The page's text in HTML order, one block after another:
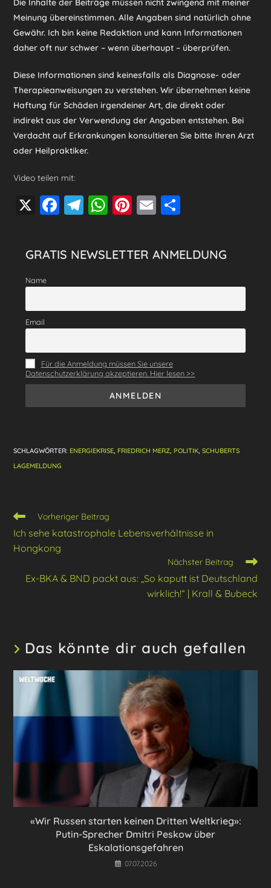
Die Inhalte der Beiträge müssen nicht zwingend mit meiner
Meinung übereinstimmen. Alle Angaben sind natürlich ohne
Gewähr. Ich bin keine Redaktion und kann Informationen
daher oft nur schwer – wenn überhaupt – überprüfen.
Diese Informationen sind keinesfalls als Diagnose- oder
Therapieanweisungen zu verstehen. Wir übernehmen keine
Haftung für Schäden irgendeiner Art, die direkt oder
indirekt aus der Verwendung der Angaben entstehen. Bei
Verdacht auf Erkrankungen konsultieren Sie bitte Ihren Arzt
oder Heilpraktiker.
Video teilen mit:
X
F
c
e
b
T
e
gr
a
W
at
s
A
Pi
er
e
st
E
ai
l
e
n
GRATIS NEWSLETTER ANMELDUNG
Name
Email
Für die Anmeldung müssen Sie unsere
Datenschutzerklärung akzeptieren. Hier lesen >>
SCHLAGWÖRTER: ENERGIEKRISE FRIEDRICH MERZ POLITIK SCHUBERTS
LAGEMELDUNG
Weitere
Artikel
ansehen
Vorheriger Beitrag
Ich sehe katastrophale Lebensverhältnisse in
Hongkong
Nächster Beitrag
Ex-BKA & BND packt aus: „So kaputt ist Deutschland
wirklich!“ | Krall & Bubeck
Das könnte dir auch gefallen
«Wir Russen starten keinen Dritten Weltkrieg»:
Putin-Sprecher Dmitri Peskow über
Eskalationsgefahren
07.07.2026